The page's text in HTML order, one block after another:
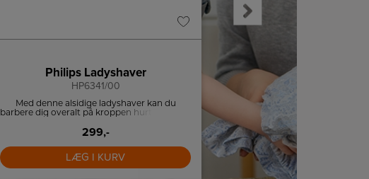
Philips Ladyshaver
HP6341/00
Med denne alsidige ladyshaver kan du
barbere dig overalt på kroppen hurtigt, nemt
kontakt med huden, hvilket gør, at du
undgår snitsår samt irriteret og følsom hud.
299,-
LÆG I KURV
Braun Barbering &
Barberer håret rent og tæt på
er nemmere at lægge
LÆG I KURV